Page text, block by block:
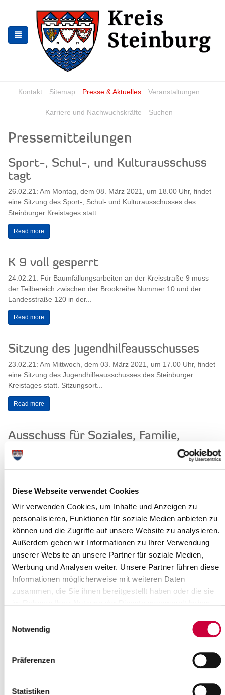
Diese Webseite verwendet Cookies
Wir verwenden Cookies, um Inhalte und Anzeigen zu
personalisieren, Funktionen für soziale Medien anbieten zu
können und die Zugriffe auf unsere Website zu analysieren.
Außerdem geben wir Informationen zu Ihrer Verwendung
unserer Website an unsere Partner für soziale Medien,
Werbung und Analysen weiter. Unsere Partner führen diese
Informationen möglicherweise mit weiteren Daten
zusammen, die Sie ihnen bereitgestellt haben oder die sie
Notwendig
Präferenzen
Statistiken
the
navigation
the
content
Kontakt Sitemap Presse & Aktuelles Veranstaltungen
Karriere und Nachwuchskräfte Suchen
Pressemitteilungen
Sport-, Schul-, und Kulturausschuss
tagt
26.02.21: Am Montag, dem 08. März 2021, um 18.00 Uhr, findet
eine Sitzung des Sport-, Schul- und Kulturausschusses des
Steinburger Kreistages statt....
Read more
K 9 voll gesperrt
24.02.21: Für Baumfällungsarbeiten an der Kreisstraße 9 muss
der Teilbereich zwischen der Brookreihe Nummer 10 und der
Landesstraße 120 in der...
Read more
Sitzung des Jugendhilfeausschusses
23.02.21: Am Mittwoch, dem 03. März 2021, um 17.00 Uhr, findet
eine Sitzung des Jugendhilfeausschusses des Steinburger
Kreistages statt. Sitzungsort...
Read more
Ausschuss für Soziales, Familie,
Gesundheit, Gleichstellung und
Inklusion tagt
Gleichstellung und Inklusion des Steinburger Kreistages
Read more
Beteiligung der Öffentlichkeit an der
Ausweisung von
18.02.21: Es gibt ja diese Unerschrockenen, die sogar Eisbaden
genießen. Die meisten von uns kriegen zurzeit wohl eher eine
17.02.21: Am Mittwoch, dem 24. Februar 2021, um 17.00 Uhr,